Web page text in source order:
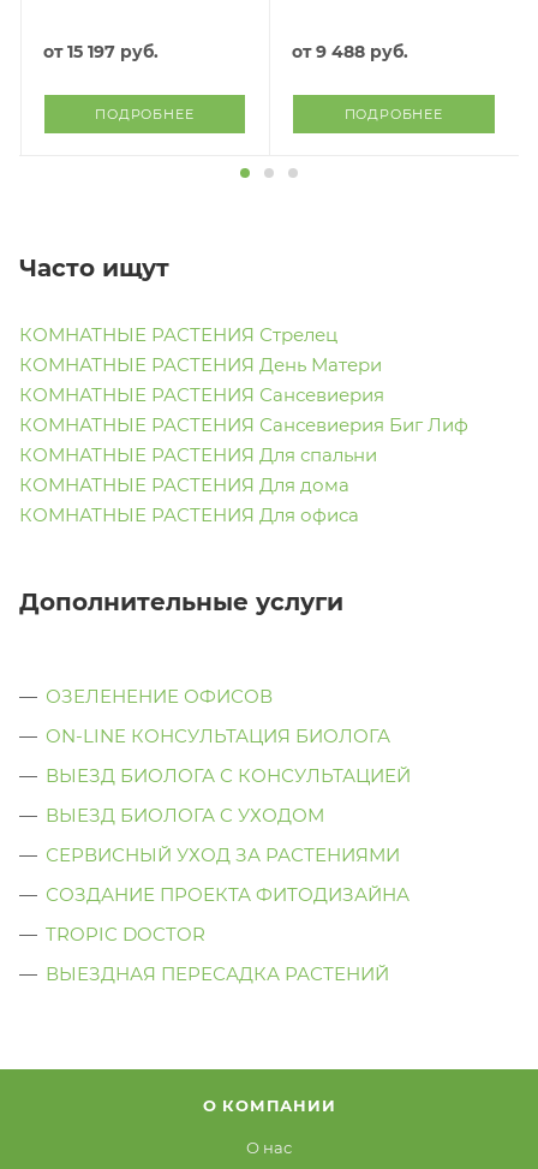
от15 197 руб.
ПОДРОБНЕЕ
от9 488 руб.
ПОДРОБНЕЕ
Часто ищут
КОМНАТНЫЕ РАСТЕНИЯ Стрелец
КОМНАТНЫЕ РАСТЕНИЯ День Матери
КОМНАТНЫЕ РАСТЕНИЯ Сансевиерия
КОМНАТНЫЕ РАСТЕНИЯ Сансевиерия Биг Лиф
КОМНАТНЫЕ РАСТЕНИЯ Для спальни
КОМНАТНЫЕ РАСТЕНИЯ Для дома
КОМНАТНЫЕ РАСТЕНИЯ Для офиса
Дополнительные услуги
ОЗЕЛЕНЕНИЕ ОФИСОВ
ON-LINE КОНСУЛЬТАЦИЯ БИОЛОГА
ВЫЕЗД БИОЛОГА С КОНСУЛЬТАЦИЕЙ
ВЫЕЗД БИОЛОГА C УХОДОМ
СЕРВИСНЫЙ УХОД ЗА РАСТЕНИЯМИ
СОЗДАНИЕ ПРОЕКТА ФИТОДИЗАЙНА
TROPIC DOCTOR
ВЫЕЗДНАЯ ПЕРЕСАДКА РАСТЕНИЙ
О КОМПАНИИ
О нас